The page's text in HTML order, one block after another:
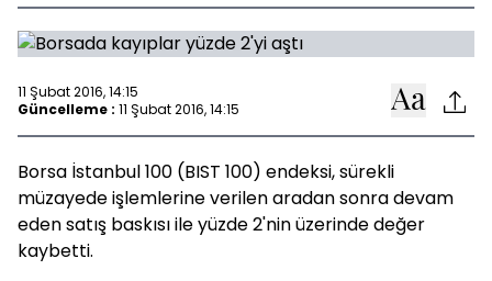
11 Şubat 2016, 14:15
Güncelleme : 11 Şubat 2016, 14:15
Borsa İstanbul 100 (BIST 100) endeksi, sürekli
müzayede işlemlerine verilen aradan sonra devam
eden satış baskısı ile yüzde 2'nin üzerinde değer
kaybetti.